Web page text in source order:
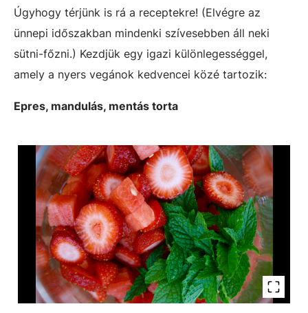
Úgyhogy térjünk is rá a receptekre! (Elvégre az
ünnepi időszakban mindenki szívesebben áll neki
sütni-főzni.) Kezdjük egy igazi különlegességgel,
amely a nyers vegánok kedvencei közé tartozik:
Epres, mandulás, mentás torta